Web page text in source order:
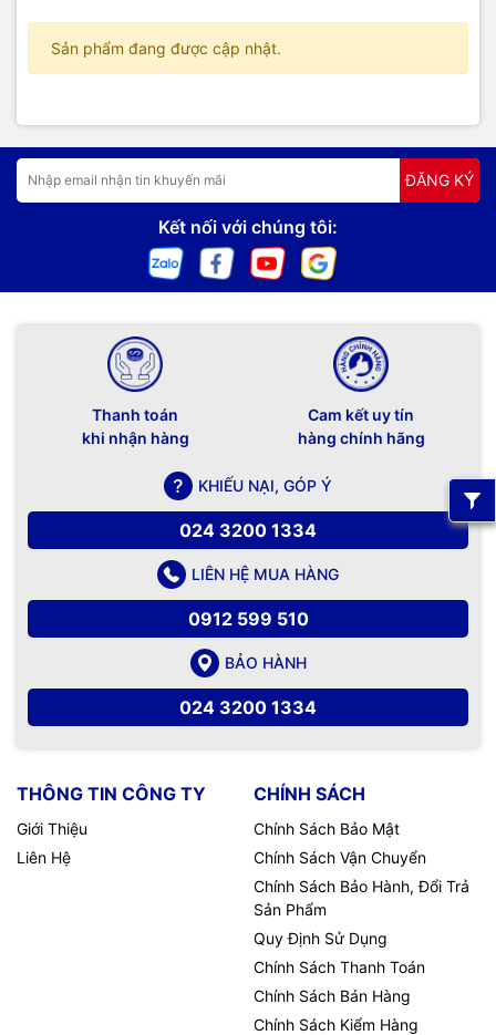
Sản phẩm đang được cập nhật.
ĐĂNG KÝ
Kết nối với chúng tôi:
Thanh toán
khi nhận hàng
Cam kết uy tín
hàng chính hãng
KHIẾU NẠI, GÓP Ý
024 3200 1334
LIÊN HỆ MUA HÀNG
0912 599 510
BẢO HÀNH
024 3200 1334
THÔNG TIN CÔNG TY
Giới Thiệu
Liên Hệ
CHÍNH SÁCH
Chính Sách Bảo Mật
Chính Sách Vận Chuyển
Chính Sách Bảo Hành, Đổi Trả
Sản Phẩm
Quy Định Sử Dụng
Chính Sách Thanh Toán
Chính Sách Bán Hàng
Chính Sách Kiểm Hàng